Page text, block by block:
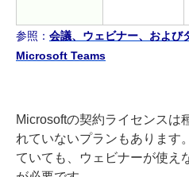
参照： 会議、ウェビナー、および
Microsoft Teams
Microsoftの契約ライセンスは
れていないプランもあります
ていても、ウェビナーが使え